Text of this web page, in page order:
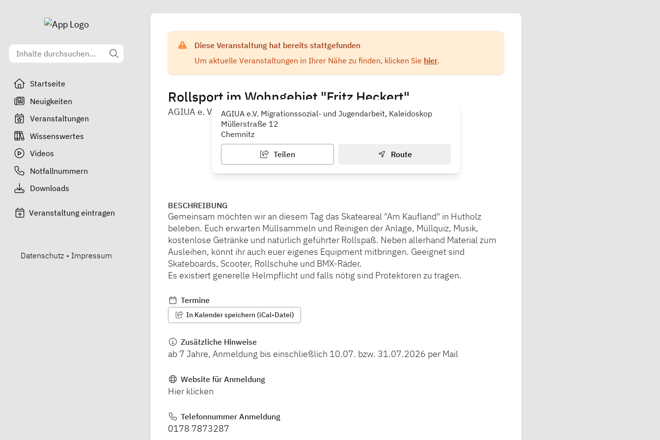
Startseite
Neuigkeiten
Veranstaltungen
Wissenswertes
Videos
Notfallnummern
Downloads
Veranstaltung eintragen
Datenschutz • Impressum
Diese Veranstaltung hat bereits stattgefunden
Um aktuelle Veranstaltungen in Ihrer Nähe zu finden, klicken Sie hier.
Rollsport im Wohngebiet "Fritz Heckert"
AGIUA e. V.
AGIUA e.V. Migrationssozial- und Jugendarbeit, Kaleidoskop
Müllerstraße 12
Chemnitz
Teilen Route
BESCHREIBUNG
Gemeinsam möchten wir an diesem Tag das Skateareal "Am Kaufland" in Hutholz
beleben. Euch erwarten Müllsammeln und Reinigen der Anlage, Müllquiz, Musik,
kostenlose Getränke und natürlich geführter Rollspaß. Neben allerhand Material zum
Ausleihen, könnt ihr auch euer eigenes Equipment mitbringen. Geeignet sind
Skateboards, Scooter, Rollschuhe und BMX-Räder.
Es existiert generelle Helmpflicht und falls nötig sind Protektoren zu tragen.
Termine
In Kalender speichern (iCal-Datei)
Zusätzliche Hinweise
ab 7 Jahre, Anmeldung bis einschließlich 10.07. bzw. 31.07.2026 per Mail
Website für Anmeldung
Hier klicken
Telefonnummer Anmeldung
0178 7873287